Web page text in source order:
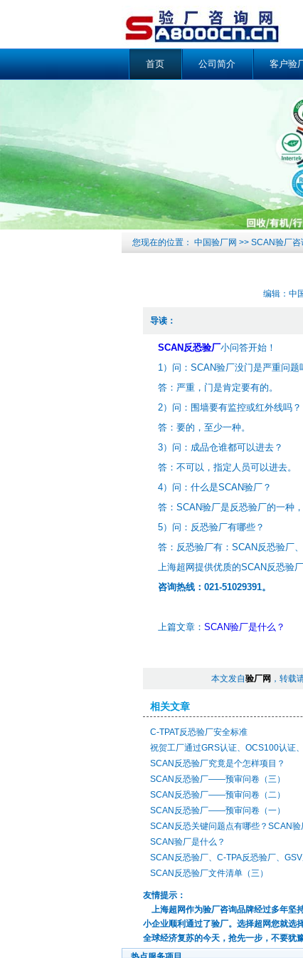
首页 公司简介 客户验
您现在的位置： 中国验厂网 >> SCAN验厂咨
编辑：中
导读：
SCAN反恐验厂小问答开始！
1）问：SCAN验厂没门是严重问题
答：严重，门是肯定要有的。
2）问：围墙要有监控或红外线吗？
答：要的，至少一种。
3）问：成品仓谁都可以进去？
答：不可以，指定人员可以进去。
4）问：什么是SCAN验厂？
答：SCAN验厂是反恐验厂的一种，
5）问：反恐验厂有哪些？
答：反恐验厂有：SCAN反恐验厂、
上海超网提供优质的SCAN反恐验厂
咨询热线：021-51029391。
上篇文章： SCAN验厂是什么？
本文发自验厂网 ，转载
相关文章
C-TPAT反恐验厂安全标准
祝贺工厂通过GRS认证、OCS100认证
SCAN反恐验厂究竟是个怎样项目？
SCAN反恐验厂——预审问卷（三）
SCAN反恐验厂——预审问卷（二）
SCAN反恐验厂——预审问卷（一）
SCAN反恐关键问题点有哪些？SCAN验
SCAN验厂是什么？
SCAN反恐验厂、C-TPA反恐验厂、
SCAN反恐验厂文件清单（三）
友情提示：
上海超网作为验厂咨询品牌经过多年坚
小企业顺利通过了验厂。选择超网您就选
全球经济复苏的今天，抢先一步，不要犹